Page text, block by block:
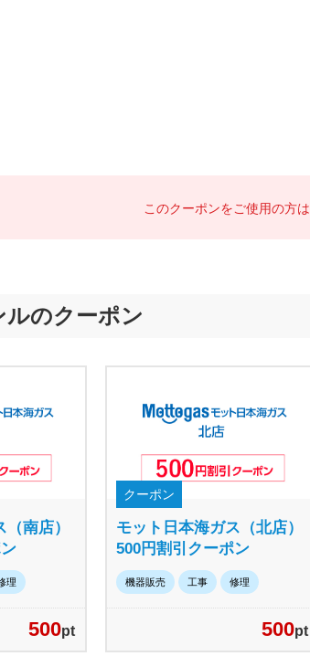
このクーポンをご使用の方は
ルのクーポン
南店）
理
500pt
クーポン
モット日本海ガス（北店）
500円割引クーポン
機器販売 工事 修理
500pt